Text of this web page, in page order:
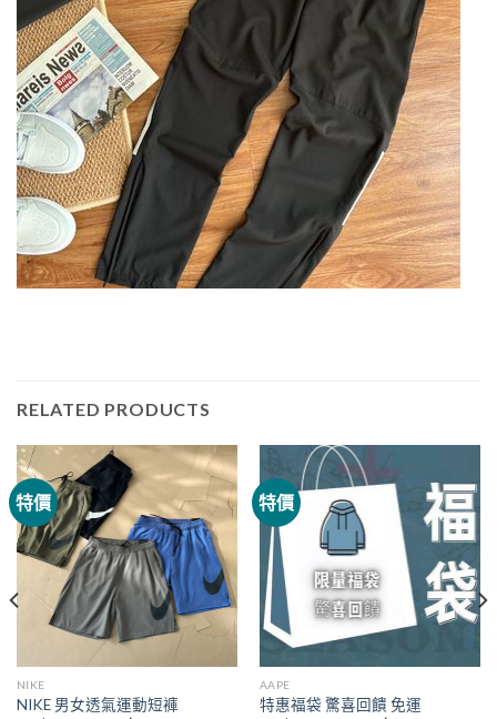
RELATED PRODUCTS
特價
NIKE
NIKE 男女透氣運動短褲
特價
AAPE
特惠福袋 驚喜回饋 免運